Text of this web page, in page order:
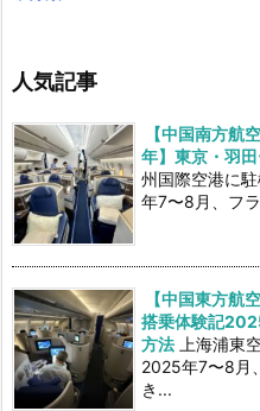
人気記事
【中国南方航
年】東京・羽
州国際空港に
年7〜8月、フ
【中国東方航
搭乗体験記
方法 上海浦東
2025年7〜8月
き...